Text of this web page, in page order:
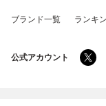
ブランド一覧 ランキ
公式アカウント